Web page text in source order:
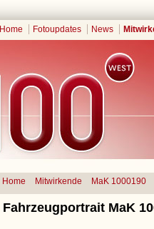
Home Fotoupdates News
Home Mitwirkende MaK 1000190
Fahrzeugportrait MaK